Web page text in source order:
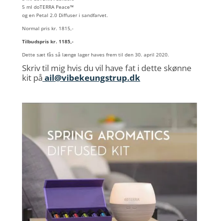
5 ml doTERRA Peace™
og en Petal 2.0 Diffuser i sandfarvet.
Normal pris kr. 1815,-
Tilbudspris kr. 1185,-
Dette sæt fås så længe lager haves frem til den 30. april 2020.
Skriv til mig hvis du vil have fat i dette skønne
kit på ail@vibekeungstrup.dk